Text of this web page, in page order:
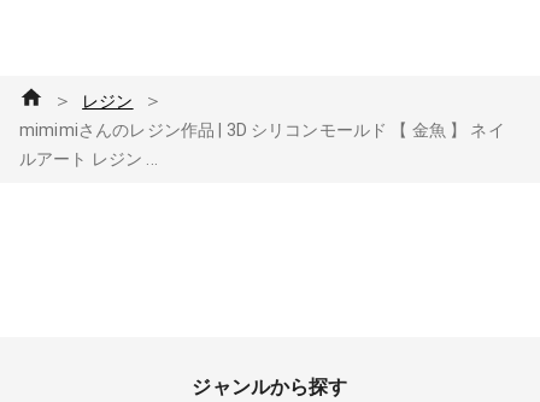
＞ レジン ＞
mimimiさんのレジン作品 | 3D シリコンモールド 【 金魚 】 ネイ
ルアート レジン ...
ジャンルから探す